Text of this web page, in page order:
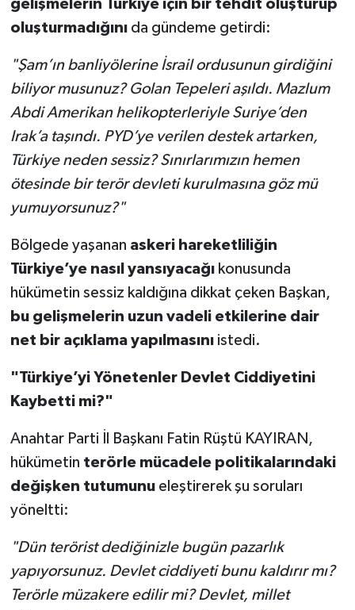
gelişmelerin Türkiye için bir tehdit oluşturup
oluşturmadığınıda gündeme getirdi:
"Şam’ın banliyölerine İsrail ordusunun girdiğini
biliyor musunuz? Golan Tepeleri aşıldı. Mazlum
Abdi Amerikan helikopterleriyle Suriye’den
Irak’a taşındı. PYD’ye verilen destek artarken,
Türkiye neden sessiz? Sınırlarımızın hemen
ötesinde bir terör devleti kurulmasına göz mü
yumuyorsunuz?"
Bölgede yaşanan askeri hareketliliğin
Türkiye’ye nasıl yansıyacağıkonusunda
hükümetin sessiz kaldığına dikkat çeken Başkan,
bu gelişmelerin uzun vadeli etkilerine dair
net bir açıklama yapılmasınıistedi.
"Türkiye’yi Yönetenler Devlet Ciddiyetini
Kaybetti mi?"
Anahtar Parti İl Başkanı Fatin Rüştü KAYIRAN,
hükümetin terörle mücadele politikalarındaki
değişken tutumunueleştirerek şu soruları
yöneltti:
"Dün terörist dediğinizle bugün pazarlık
yapıyorsunuz. Devlet ciddiyeti bunu kaldırır mı?
Terörle müzakere edilir mi? Devlet, millet